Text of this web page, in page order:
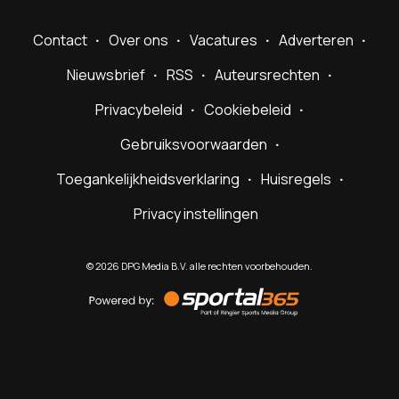
Contact Over ons Vacatures
Adverteren
Nieuwsbrief
RSS
Auteursrechten
Privacybeleid
Cookiebeleid
Gebruiksvoorwaarden
Toegankelijkheidsverklaring
Huisregels
Privacy instellingen
©2026 DPG Media B.V. alle rechten voorbehouden.
by
Sportal365